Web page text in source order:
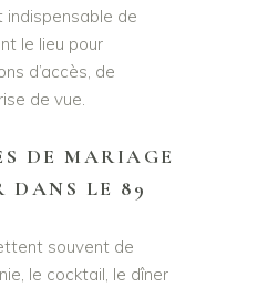
indispensable de
le lieu pour
d’accès, de
de vue.
DE MARIAGE
DANS LE 89
souvent de
le cocktail, le dîner